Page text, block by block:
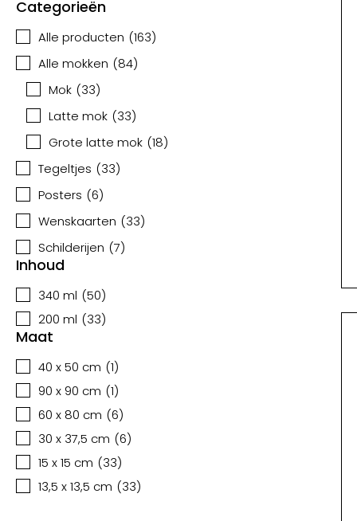
Categorieën
Alle producten (163)
Alle mokken (84)
Mok (33)
Latte mok (33)
Grote latte mok (18)
Tegeltjes (33)
Posters (6)
Wenskaarten (33)
Schilderijen (7)
Inhoud
340 ml (50)
200 ml (33)
Maat
40 x 50 cm (1)
90 x 90 cm (1)
60 x 80 cm (6)
30 x 37,5 cm (6)
15 x 15 cm (33)
13,5 x 13,5 cm (33)